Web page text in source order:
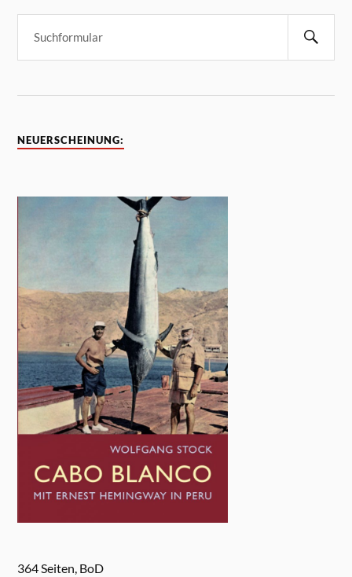
NEUERSCHEINUNG:
364 Seiten, BoD